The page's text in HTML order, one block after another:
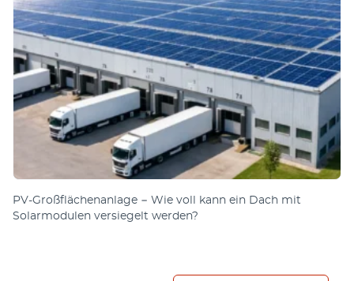
PV-Großflächenanlage − Wie voll kann ein Dach mit
Solarmodulen versiegelt werden?